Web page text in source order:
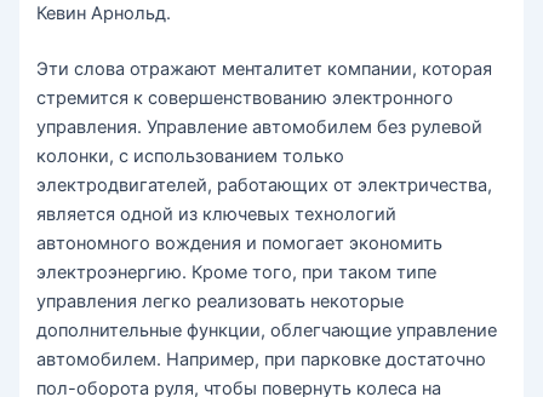
Кевин Арнольд.
Эти слова отражают менталитет компании, которая
стремится к совершенствованию электронного
управления. Управление автомобилем без рулевой
колонки, с использованием только
электродвигателей, работающих от электричества,
является одной из ключевых технологий
автономного вождения и помогает экономить
электроэнергию. Кроме того, при таком типе
управления легко реализовать некоторые
дополнительные функции, облегчающие управление
автомобилем. Например, при парковке достаточно
пол-оборота руля, чтобы повернуть колеса на